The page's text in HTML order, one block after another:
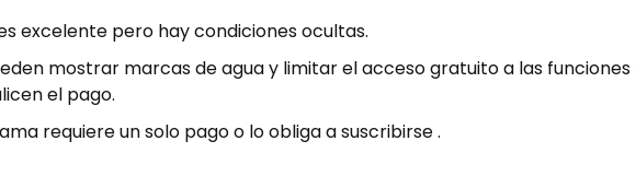
excelente pero hay condiciones ocultas.
mostrar marcas de agua y limitar el acceso gratuito a las
el pago.
requiere un solo pago o lo obliga a suscribirse .